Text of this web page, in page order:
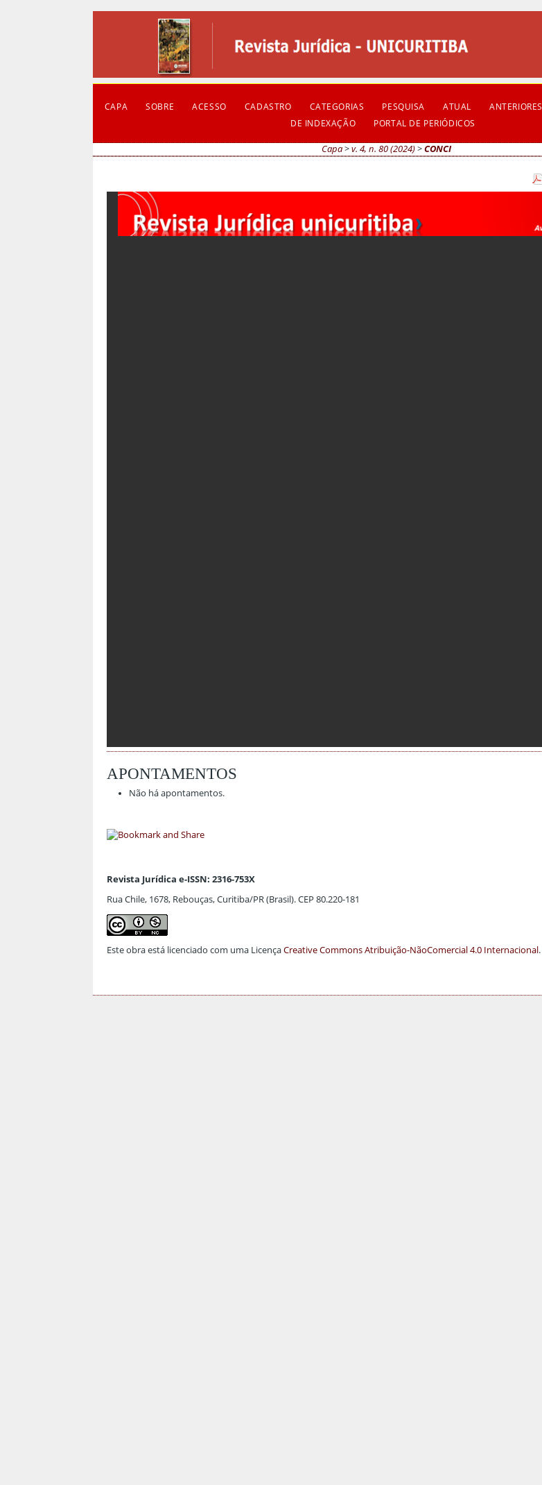
CAPA SOBRE ACESSO CADASTRO CATEGORIAS PESQUISA ATUAL ANTERIORES
DE INDEXAÇÃO
PORTAL DE PERIÓDICOS
Capa>v. 4, n. 80 (2024)>CONCI
APONTAMENTOS
Não há apontamentos.
Revista Jurídica e-ISSN: 2316-753X
Rua Chile, 1678, Rebouças, Curitiba/PR (Brasil). CEP 80.220-181
Este obra está licenciado com uma LicençaCreative Commons Atribuição-NãoComercial 4.0 Internacional.